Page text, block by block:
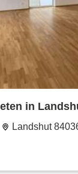
in
Landshut